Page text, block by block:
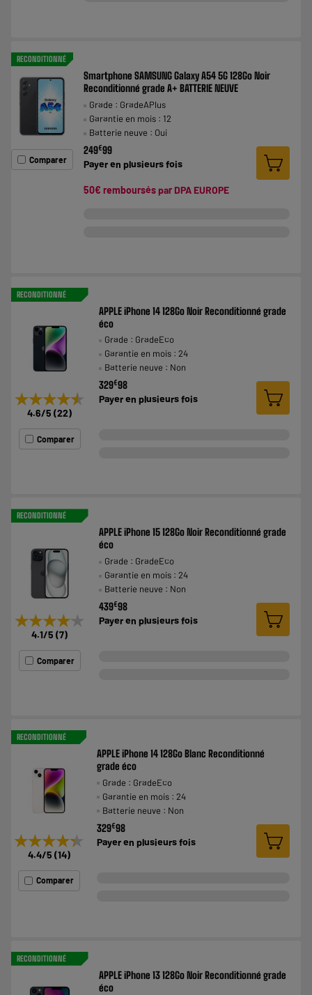
RECONDITIONNÉ
Comparer
Smartphone SAMSUNG Galaxy A54 5G 128Go Noir
Reconditionné grade A+ BATTERIE NEUVE
Grade : GradeAPlus
Garantie en mois : 12
Batterie neuve : Oui
249€99
Payer en plusieurs fois
50€ remboursés par DPA EUROPE
RECONDITIONNÉ
★★★★★
★★★★★
4.6/5 (22)
Comparer
APPLE iPhone 14 128Go Noir Reconditionné grade
éco
Grade : GradeEco
Garantie en mois : 24
Batterie neuve : Non
329€98
Payer en plusieurs fois
RECONDITIONNÉ
★★★★★
★★★★★
4.1/5 (7)
Comparer
APPLE iPhone 15 128Go Noir Reconditionné grade
éco
Grade : GradeEco
Garantie en mois : 24
Batterie neuve : Non
439€98
Payer en plusieurs fois
RECONDITIONNÉ
★★★★★
★★★★★
4.4/5 (14)
Comparer
APPLE iPhone 14 128Go Blanc Reconditionné
grade éco
Grade : GradeEco
Garantie en mois : 24
Batterie neuve : Non
329€98
Payer enplusieurs fois
RECONDITIONNÉ
APPLE iPhone 13 128Go Noir Reconditionné grade
éco